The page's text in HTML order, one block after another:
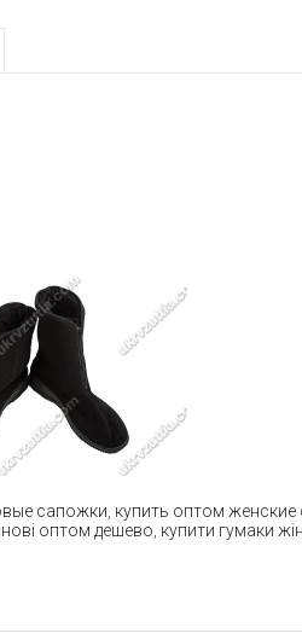
сапожки купить оптом
оптом дешево купити гумаки